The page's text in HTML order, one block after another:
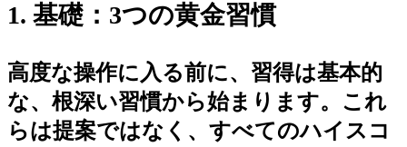
1. 基礎：3つの黄金習慣
高度な操作に入る前に、習得は基本的
な、根深い習慣から始まります。これ
らは提案ではなく、すべてのハイスコ